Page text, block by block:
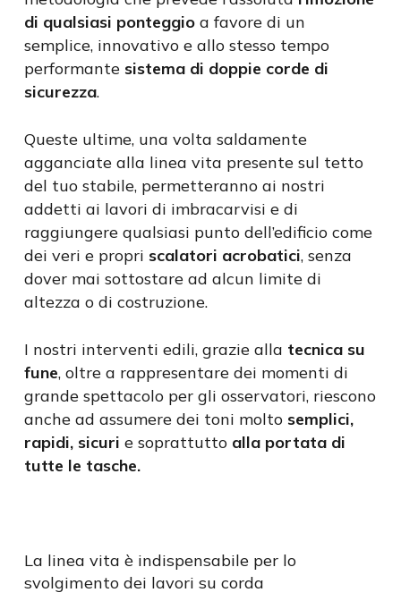
di qualsiasi ponteggio a favore di un
semplice, innovativo e allo stesso tempo
performante sistema di doppie corde di
sicurezza.
Queste ultime, una volta saldamente
agganciate alla linea vita presente sul tetto
del tuo stabile, permetteranno ai nostri
addetti ai lavori di imbracarvisi e di
raggiungere qualsiasi punto dell’edificio come
dei veri e propri scalatori acrobatici, senza
dover mai sottostare ad alcun limite di
altezza o di costruzione.
I nostri interventi edili, grazie alla tecnica su
fune, oltre a rappresentare dei momenti di
grande spettacolo per gli osservatori, riescono
anche ad assumere dei toni molto semplici,
rapidi, sicuri e soprattutto alla portata di
tutte le tasche.
La linea vita è indispensabile per lo
svolgimento dei lavori su corda